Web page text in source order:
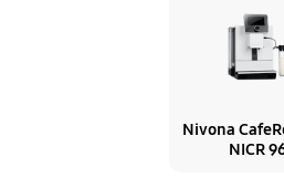
Nivona
NICR